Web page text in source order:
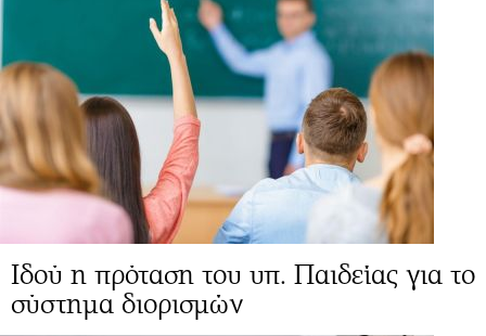
Ιδού η πρόταση του υπ. Παιδείας για το
σύστημα διορισμών